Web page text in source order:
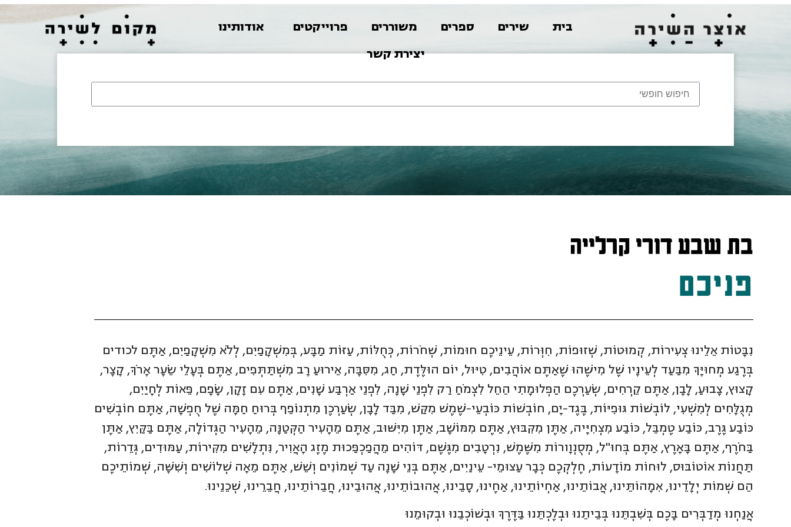
בית שירים ספרים משוררים פרוייקטים
אודותינו
יצירת קשר
בת שבע דורי קרלייה
פניכם
נִבָּטוֹת אֵלֵינוּ צְעִירוֹת, קְמוּטוֹת, שְׁזוּפוֹת, חִוְּרוֹת, עֵינֵיכֶם חוּמוֹת, שְׁחֹרוֹת, כְּחֻלּוֹת, עַזּוֹת מַבָּע, בְּמִשְׁקָפַיִם, לְלֹא מִשְׁקָפַיִם, אַתֶּם לכודים
בְּרֶגַע מְחוּיָּךְ מִבַּעַד לְעֵינָיו שֶׁל מִישֶׁהוּ שֶׁאַתֶּם אוֹהֲבִים, טִיּוּל, יוֹם הוּלֶּדֶת, חַג, מִסִּבָּה, אֵירוּעַ רָב מִשְׁתַּתְּפִים, אַתֶּם בְּעָלֵי שֵׂעָר אָרֹךְ, קָצָר,
קָצוּץ, צָבוּעַ, לָבָן, אַתֶּם קֵרְחִים, שְׂעַרְכֶם הַפְּלוּמָתִי הֵחֵל לִצְמֹחַ רַק לִפְנֵי שָׁנָה, לִפְנֵי אַרְבַּע שָׁנִים, אַתֶּם עִם זָקָן, שָׂפָם, פֵּאוֹת לְחָיַיִם,
מְגֻלָּחִים לְמִשְׁעִי, לוֹבְשׁוֹת גּוּפִיּוֹת, בֶּגֶד-יָם, חוֹבְשׁוֹת כּוֹבְעֵי-שֶׁמֶשׁ מִקַּשׁ, מִבַּד לָבָן, שְׂעַרְכֶן מִתְנוֹפֵף בְּרוּחַ חַמָּה שֶׁל חֻפְשָׁה, אַתֶּם חוֹבְשִׁים
כּוֹבַע גֶּרֶב, כּוֹבַע טֶמְבֵּל, כּוֹבַע מִצְחִיָּיה, אַתֶּן מִקִּבּוּץ, אַתֶּם מִמּוֹשָׁב, אַתֶּן מִיִּשּׁוּב, אַתֶּם מֵהָעִיר הַקְּטַנָּה, מֵהָעִיר הַגְּדוֹלָה, אַתֶּם בַּקַּיִץ, אַתֶּן
בַּחֹרֶף, אַתֶּם בָּאָרֶץ, אַתֶּם בְּחוּ"ל, מְסֻנְוָורוֹת מִשֶּׁמֶשׁ, נִרְטָבִים מִגֶּשֶׁם, דּוֹהִים מֵהֲפַכְפַּכוּת מֶזֶג הָאֲוִיר, נִּתְלָשִׁים מִקִּירוֹת, עַמּוּדִים, גְּדֵרוֹת,
תַּחֲנוֹת אוֹטוֹבּוּס, לוּחוֹת מוֹדָעוֹת, חֶלְקְכֶם כְּבָר עַצוּמֵי- עֵינַיִים, אַתֶּם בְּנֵי שָׁנָה עַד שְׁמוֹנִים וְשֵׁשׁ, אַתֶּם מֵאָה שְׁלוֹשִׁים וְשִׁשָּׁה, שְׁמוֹתֵיכֶם
הֵם שְׁמוֹת יְלָדֵינוּ, אִמָהוֹתֵּינוּ, אֲבוֹתֵינוּ, אַחְיוֹתֵינוּ, אַחֶינוּ, סָבֵינוּ, אֲהוּבוֹתֵינוּ, אֲהוּבֵינוּ, חֲבֵרוֹתֵינוּ, חֲבֵרֵינוּ, שְׁכֵנֵינוּ.
אֲנַחְנוּ מְדַבְּרִים בָּכֶם בְּשִׁבְתֵּנוּ בְּבֵיתֵנוּ וּבְלֶכְתֵּנוּ בַּדֶּרֶךְ וּבְשׁוֹכְבֵנוּ וּבְקוּמֵנוּ